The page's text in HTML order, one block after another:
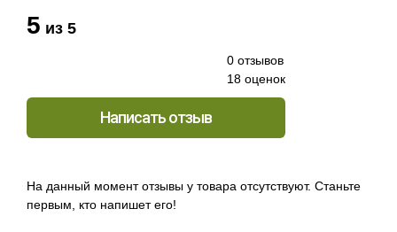
5 из 5
0 отзывов
18 оценок
Написать отзыв
На данный момент отзывы у товара отсутствуют. Станьте
первым, кто напишет его!